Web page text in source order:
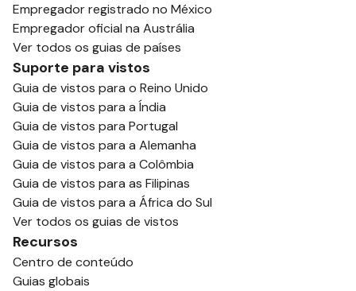
Empregador registrado no México
Empregador oficial na Austrália
Ver todos os guias de países
Suporte para vistos
Guia de vistos para o Reino Unido
Guia de vistos para a Índia
Guia de vistos para Portugal
Guia de vistos para a Alemanha
Guia de vistos para a Colômbia
Guia de vistos para as Filipinas
Guia de vistos para a África do Sul
Ver todos os guias de vistos
Recursos
Centro de conteúdo
Guias globais